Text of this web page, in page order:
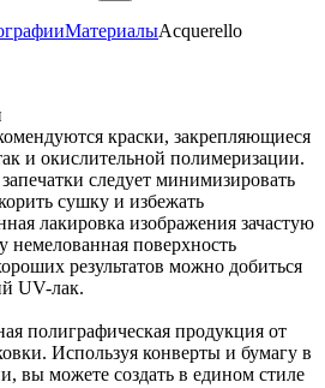
МатериалыAcquerello
краски, закрепляющиеся
и окислительной полимеризации.
следует минимизировать
сушку и избежать
лакировка изображения зачастую
немелованная поверхность
результатов можно добиться
UV-лак.
полиграфическая продукция от
Используя конверты и бумагу в
вы можете создать в едином стиле